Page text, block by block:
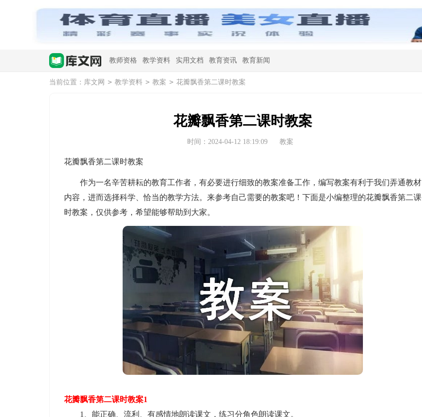
教师资格 教学资料 实用文档 教育资讯 教育新闻
当前位置： 库文网 > 教学资料 > 教案 > 花瓣飘香第二课时教案
花瓣飘香第二课时教案
时间：2024-04-12 18:19:09 教案
花瓣飘香第二课时教案
作为一名辛苦耕耘的教育工作者，有必要进行细致的教案准备工作，编写教案有利于我们弄通教材
内容，进而选择科学、恰当的教学方法。来参考自己需要的教案吧！下面是小编整理的花瓣飘香第二课
时教案，仅供参考，希望能够帮助到大家。
花瓣飘香第二课时教案1
1、能正确、流利、有感情地朗读课文，练习分角色朗读课文。